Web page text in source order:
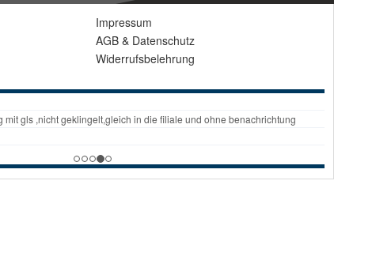
Impressum
AGB & Datenschutz
Widerrufsbelehrung